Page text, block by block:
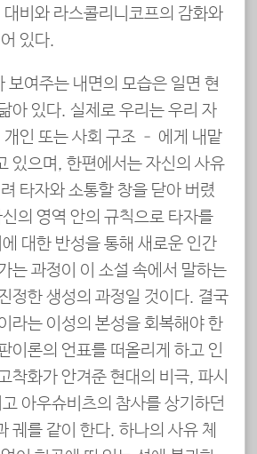
비와 라스콜리니코프의 감화와
있다.
보여주는 내면의 모습은 일면 현
아 있다. 실제로 우리는 우리 자
인 또는 사회 구조 – 에게 내맡
있으며, 한편에서는 자신의 사유
타자와 소통할 창을 닫아 버렸
의 영역 안의 규칙으로 타자를
대한 반성을 통해 새로운 인간
는 과정이 이 소설 속에서 말하는
정한 생성의 과정일 것이다. 결국
라는 이성의 본성을 회복해야 한
이론의 언표를 떠올리게 하고 인
착화가 안겨준 현대의 비극, 파시
아우슈비츠의 참사를 상기하던
궤를 같이 한다. 하나의 사유 체